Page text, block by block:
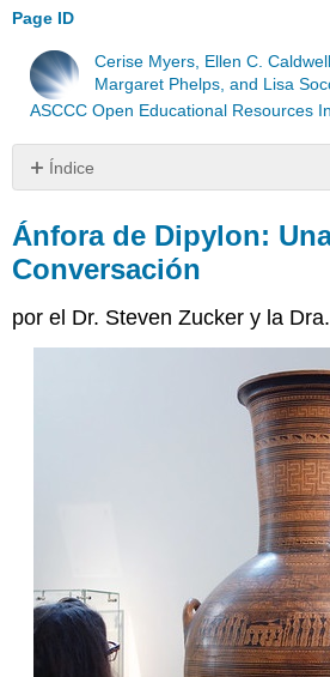
Page ID
Cerise Myers, Ellen C.
Margaret Phelps, and Lisa
ASCCC Open Educational Resources
Índice
de
Dipylon:
Una
Exekias,
Ánfora
un
Juego:
Conversación
Ánfora de Dipylon:
Conversación
por el Dr. Steven Zucker y la